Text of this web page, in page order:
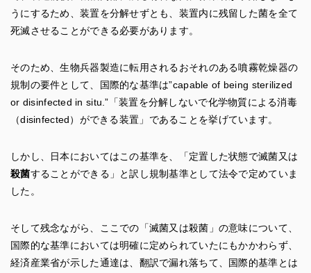
うにするため、装置を分解せずとも、装置内に残留した菌を全て
死滅させることができる必要があります。
そのため、生物兵器製造に転用されるおそれのある噴霧乾燥器の
規制の要件として、国際的な基準は”capable of being sterilized
or disinfected in situ.”「装置を分解しないで化学物質による消毒
（disinfected）ができる装置」であることを挙げています。
しかし、日本においてはこの基準を、「定置した状態で滅菌又は
殺菌することができる」と訳し規制基準として法令で定めていま
した。
そして残念ながら、ここでの「滅菌又は殺菌」の意味について、
国際的な基準においては明確に定められていたにもかかわらず、
経済産業省が示した通達は、翻訳で漏れ落ちて、国際的基準とは